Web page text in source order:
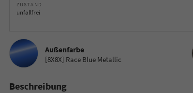
ZUSTAND
unfallfrei
Außenfarbe
[8X8X] Race Blue Metallic
Beschreibung